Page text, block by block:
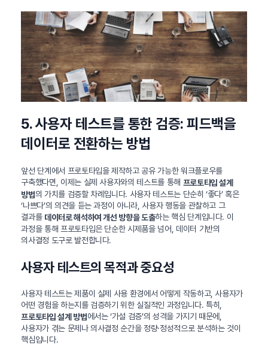
5. 사용자 테스트를 통한 검증: 피드백을
데이터로 전환하는 방법
앞선 단계에서 프로토타입을 제작하고 공유 가능한 워크플로우를
구축했다면, 이제는 실제 사용자와의 테스트를 통해 프로토타입 설계
방법의 가치를 검증할 차례입니다. 사용자 테스트는 단순히 ‘좋다’ 혹은
‘나쁘다’의 의견을 듣는 과정이 아니라, 사용자 행동을 관찰하고 그
결과를 데이터로 해석하여 개선 방향을 도출하는 핵심 단계입니다. 이
과정을 통해 프로토타입은 단순한 시제품을 넘어, 데이터 기반의
의사결정 도구로 발전합니다.
사용자 테스트의 목적과 중요성
사용자 테스트는 제품이 실제 사용 환경에서 어떻게 작동하고, 사용자가
어떤 경험을 하는지를 검증하기 위한 실질적인 과정입니다. 특히,
프로토타입 설계 방법에서는 ‘가설 검증’의 성격을 가지기 때문에,
사용자가 겪는 문제나 의사결정 순간을 정량·정성적으로 분석하는 것이
핵심입니다.